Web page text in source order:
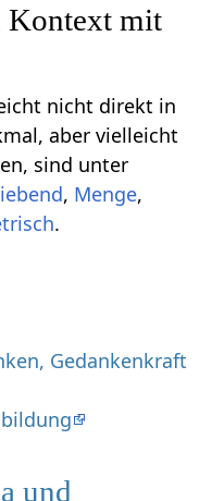
Kontext mit
nicht direkt in
sind unter
,
,
.
Gedankenkraft
und